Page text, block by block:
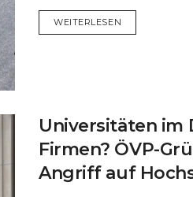
WEITERLESEN
Universitäten im
Firmen? ÖVP-
Angriff auf